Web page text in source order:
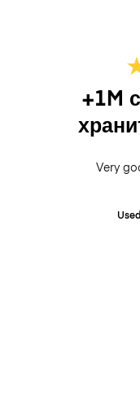
+1M
Very